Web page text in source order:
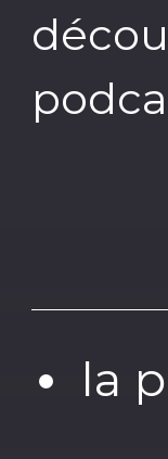
la